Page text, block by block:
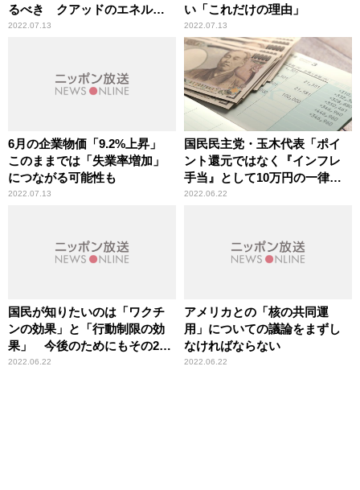
るべき クアッドのエネルギ
ー担当相会合
2022.07.13
い「これだけの理由」
2022.07.13
6月の企業物価「9.2%上昇」
このままでは「失業率増加」
につながる可能性も
2022.07.13
国民民主党・玉木代表「ポイ
ント還元ではなく『インフレ
手当』として10万円の一律給
付を実施するべき」
2022.06.22
国民が知りたいのは「ワクチ
ンの効果」と「行動制限の効
果」 今後のためにもその2つ
の検証は必要
2022.06.22
アメリカとの「核の共同運
用」についての議論をまずし
なければならない
2022.06.22